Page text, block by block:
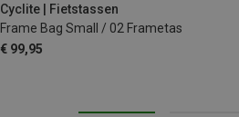
Cyclite | Fietstassen
Frame Bag Small / 02 Frametas
€ 99,95